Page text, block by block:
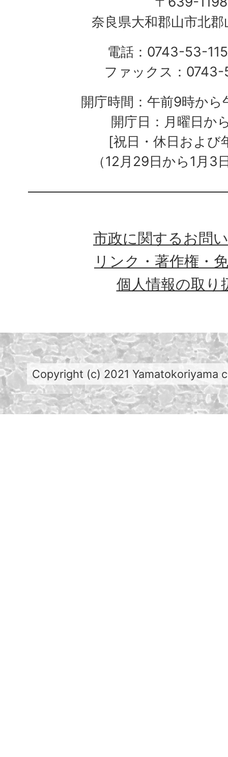
奈良県大和郡山市北
電話：0743-53-
ファックス：
開庁時間：午前9時か
開庁日：月曜日か
[祝日・休日および
（12月29日から1月3
市政に関するお問
リンク・著作権・
個人情報の取り
Copyright (c) 2021 Yamatokoriyama